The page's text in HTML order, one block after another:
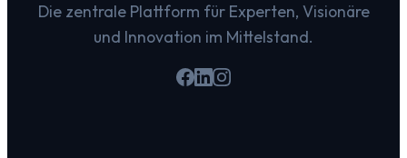
Die zentrale Plattform für Experten, Visionäre
und Innovation im Mittelstand.